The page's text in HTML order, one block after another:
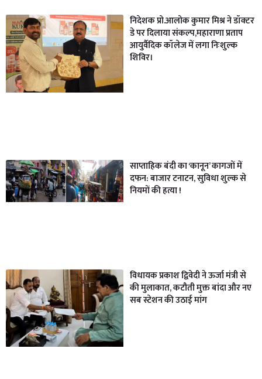
निदेशक प्रो.आलोक कुमार मिश्र ने डॉक्टर
डे पर दिलाया संकल्प,महाराणा प्रताप
आयुर्वैदिक कॉलेज में लगा निःशुल्क
शिविर।
साप्ताहिक बंदी का ‘कानून’ कागजों में
दफन: बाजार टनाटन, सुविधा शुल्क से
नियमों की हत्या !
विधायक प्रकाश द्विवेदी ने ऊर्जा मंत्री से
की मुलाकात, कटौती मुक्त बांदा और नए
सब स्टेशन की उठाई मांग